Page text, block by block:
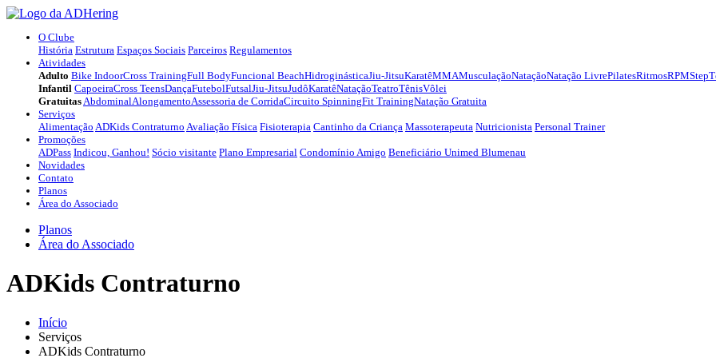
O Clube
História Estrutura Espaços Sociais Parceiros Regulamentos
Atividades
Adulto Bike IndoorCross TrainingFull BodyFuncional BeachHidroginásticaJiu-JitsuKaratêMMAMusculaçãoNataçãoNatação LivrePilatesRitmosRPMStep
Infantil CapoeiraCross TeensDançaFutebolFutsalJiu-JitsuJudôKaratêNataçãoTeatroTênisVôlei
GratuitasAbdominalAlongamentoAssessoria de CorridaCircuito SpinningFit TrainingNatação Gratuita
Serviços
Alimentação ADKids Contraturno Avaliação Física Fisioterapia Cantinho da Criança Massoterapeuta Nutricionista Personal Trainer
Promoções
ADPass Indicou, Ganhou! Sócio visitante Plano Empresarial Condomínio Amigo Beneficiário Unimed Blumenau
Novidades
Contato
Planos
Área do Associado
Planos
Área do Associado
ADKids Contraturno
Início
Serviços
ADKids Contraturno